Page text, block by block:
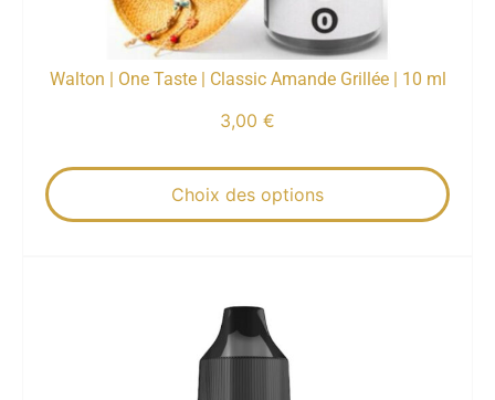
Walton | One Taste | Classic Amande Grillée | 10 ml
3,00 €
Choix des options